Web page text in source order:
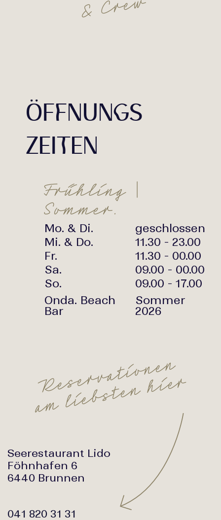
& C
ÖFfNUNgS
ZE t EN
Fühling |
Sommer.
Mo. & Di.
geschlossen
Mi. & Do.
11.30 - 23.00
Fr.
11.30 - 00.00
Sa.
09.00 - 00.00
So.
09.00 - 17.00
Onda. Beach
Bar
Sommer
2026
Reservationen
am liebsten hier
Seerestaurant Lido
Föhnhafen 6
6440 Brunnen
041 820 31 31